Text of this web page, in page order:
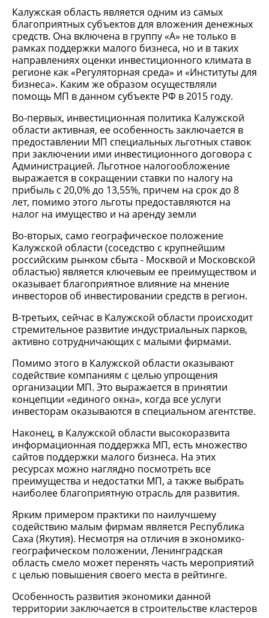
Калужская область является одним из самых
благоприятных субъектов для вложения денежных
средств. Она включена в группу «А» не только в
рамках поддержки малого бизнеса, но и в таких
направлениях оценки инвестиционного климата в
регионе как «Регуляторная среда» и «Институты для
бизнеса». Каким же образом осуществляли
помощь МП в данном субъекте РФ в 2015 году.
Во-первых, инвестиционная политика Калужской
области активная, ее особенность заключается в
предоставлении МП специальных льготных ставок
при заключении ими инвестиционного договора с
Администрацией. Льготное налогообложение
выражается в сокращении ставки по налогу на
прибыль с 20,0% до 13,55%, причем на срок до 8
лет, помимо этого льготы предоставляются на
налог на имущество и на аренду земли
Во-вторых, само географическое положение
Калужской области (соседство с крупнейшим
российским рынком сбыта - Москвой и Московской
областью) является ключевым ее преимуществом и
оказывает благоприятное влияние на мнение
инвесторов об инвестировании средств в регион.
В-третьих, сейчас в Калужской области происходит
стремительное развитие индустриальных парков,
активно сотрудничающих с малыми фирмами.
Помимо этого в Калужской области оказывают
содействие компаниям с целью упрощения
организации МП. Это выражается в принятии
концепции «единого окна», когда все услуги
инвесторам оказываются в специальном агентстве.
Наконец, в Калужской области высокоразвита
информационная поддержка МП, есть множество
сайтов поддержки малого бизнеса. На этих
ресурсах можно наглядно посмотреть все
преимущества и недостатки МП, а также выбрать
наиболее благоприятную отрасль для развития.
Ярким примером практики по наилучшему
содействию малым фирмам является Республика
Саха (Якутия). Несмотря на отличия в экономико-
географическом положении, Ленинградская
область смело может перенять часть мероприятий
с целью повышения своего места в рейтинге.
Особенность развития экономики данной
территории заключается в строительстве кластеров